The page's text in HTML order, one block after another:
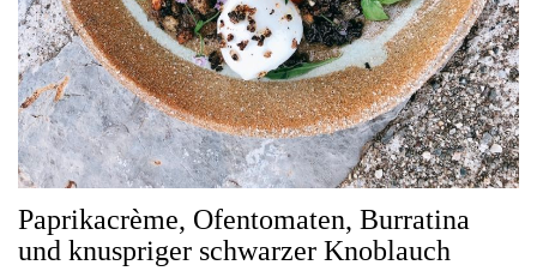
Paprikacrème, Ofentomaten, Burratina
und knuspriger schwarzer Knoblauch